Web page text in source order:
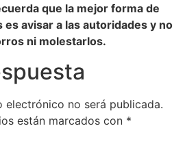
que la mejor forma de
avisar a las autoridades y no
ni molestarlos.
electrónico no será publicada.
están marcados con *